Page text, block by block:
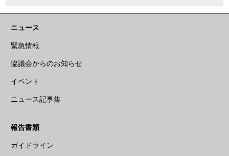
ニュース
緊急情報
協議会からのお知らせ
イベント
ニュース記事集
報告書類
ガイドライン